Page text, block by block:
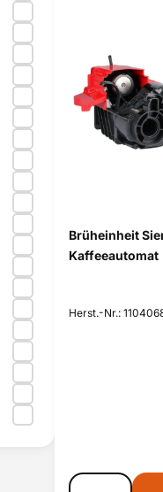
Brüheinheit
Kaffeeautomat
Herst.-Nr.: